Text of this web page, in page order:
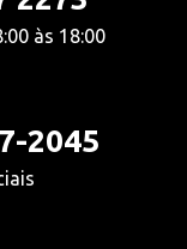
às 18:00
2045